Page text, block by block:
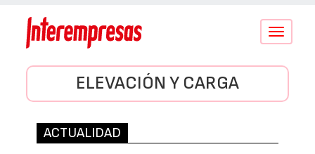
Conmutar
ELEVACIÓN Y CARGA
ACTUALIDAD